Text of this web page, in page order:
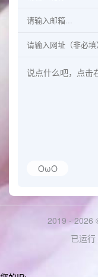
OωO
2019 - 2026
已运行